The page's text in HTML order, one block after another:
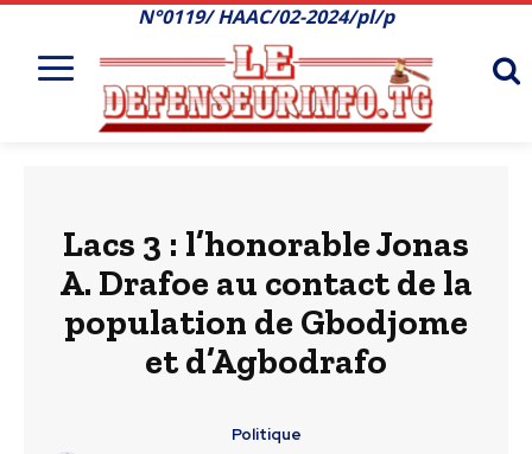
N°0119/ HAAC/02-2024/pl/p
Lacs 3 : l’honorable Jonas
A. Drafoe au contact de la
population de Gbodjome
et d’Agbodrafo
Politique